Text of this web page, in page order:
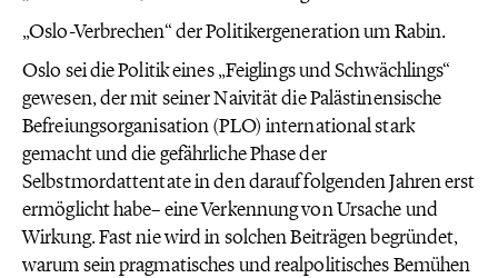
„Oslo-Verbrechen“ der Politikergeneration um Rabin.
Oslo sei die Politik eines „Feiglings und Schwächlings“
gewesen, der mit seiner Naivität die Palästinensische
Befreiungsorganisation (PLO) international stark
gemacht und die gefährliche Phase der
Selbstmordattentate in den darauf folgenden Jahren erst
ermöglicht habe– eine Verkennung von Ursache und
Wirkung. Fast nie wird in solchen Beiträgen begründet,
warum sein pragmatisches und realpolitisches Bemühen